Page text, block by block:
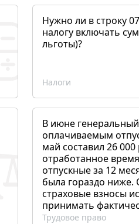
Нужно ли в строку
налогу включать
льготы)?
Налоги
В июне
оплачиваемым
май составил 26
отработанное
отпускные за 12
была гораздо ниже.
страховые взносы
принимать
Трудовое право